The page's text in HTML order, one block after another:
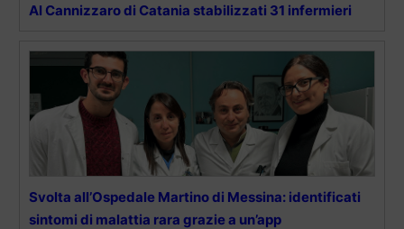
Al Cannizzaro di Catania stabilizzati 31 infermieri
Svolta all’Ospedale Martino di Messina: identificati
sintomi di malattia rara grazie a un’app